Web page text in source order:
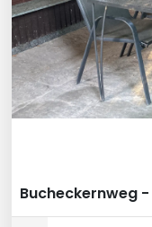
Bucheckernweg -